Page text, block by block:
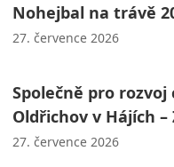
Nohejbal na trávě
27. července 2026
Společně pro
Oldřichov v Hájích –
27. července 2026